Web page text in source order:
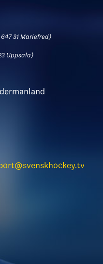
31 Mariefred)
Uppsala)